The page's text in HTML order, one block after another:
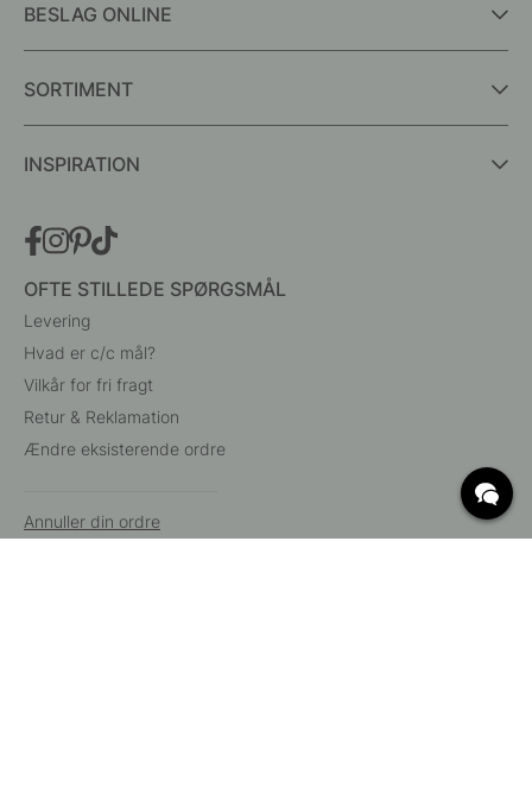
BESLAG ONLINE
SORTIMENT
INSPIRATION
OFTE STILLEDE SPØRGSMÅL
Levering
Hvad er c/c mål?
Vilkår for fri fragt
Retur & Reklamation
Ændre eksisterende ordre
Annuller din ordre